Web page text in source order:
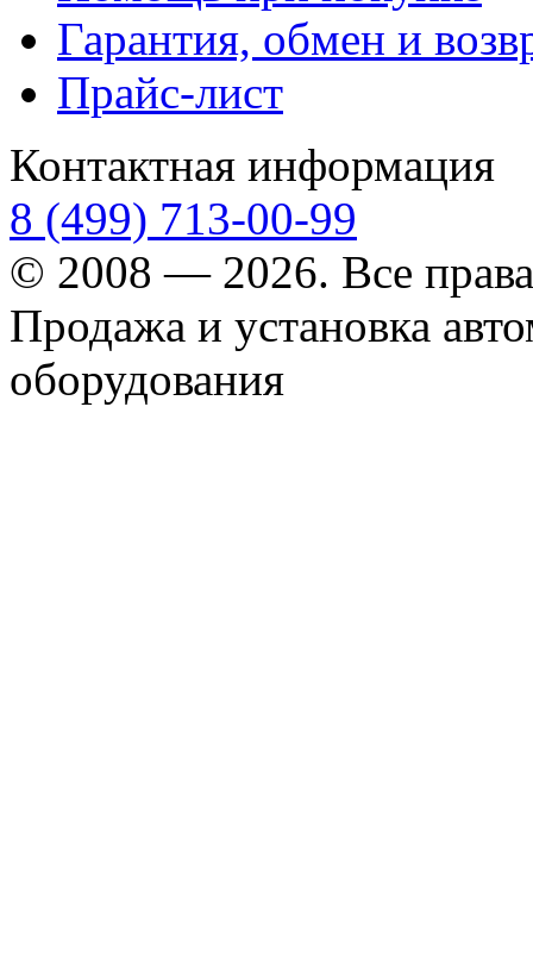
Гарантия, обмен и
Прайс-лист
Контактная информация
8 (499) 713-00-99
© 2008 — 2026. Все
Продажа и установка
оборудования